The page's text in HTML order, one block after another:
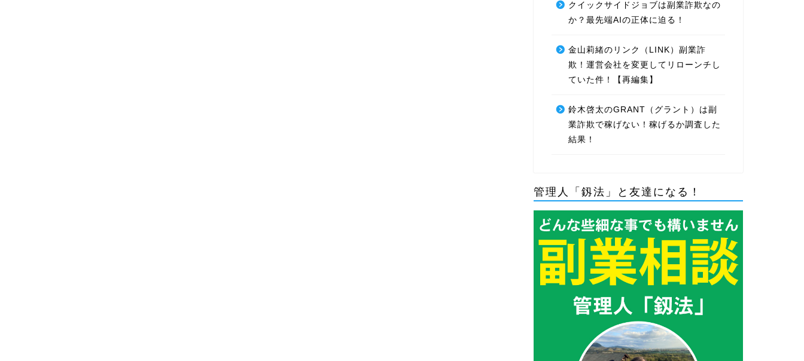
クイックサイドジョブは副業詐欺なの
か？最先端AIの正体に迫る！
金山莉緒のリンク（LINK）副業詐
欺！運営会社を変更してリローンチし
ていた件！【再編集】
鈴木啓太のGRANT（グラント）は副
業詐欺で稼げない！稼げるか調査した
結果！
管理人「釼法」と友達になる！